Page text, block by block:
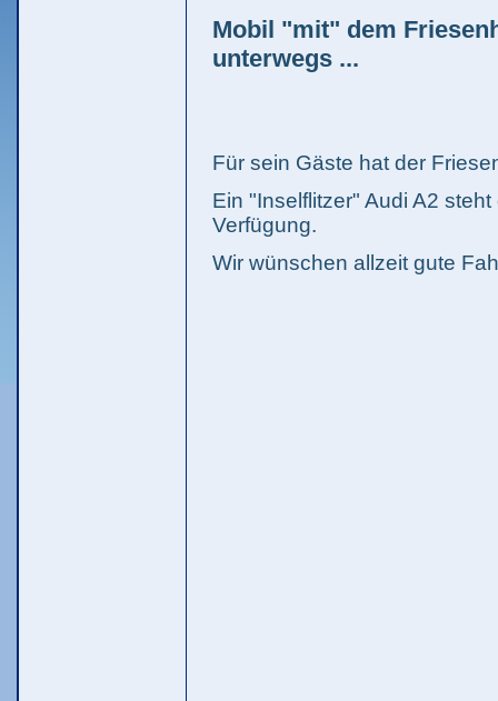
Mobil "mit" dem
unterwegs ...
Für sein Gäste hat der
Ein "Inselflitzer" Audi A2
Verfügung.
Wir wünschen allzeit gute